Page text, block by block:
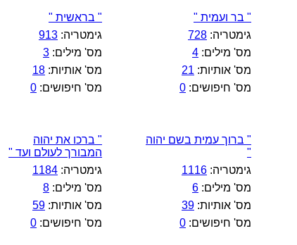
" בר ועמית "
גימטריה: 728
מס' מילים: 4
מס' אותיות: 21
מס' חיפושים: 0
" בראשית "
גימטריה: 913
מס' מילים: 3
מס' אותיות: 18
מס' חיפושים: 0
" ברוך עמית בשם יהוה
"
גימטריה: 1116
מס' מילים: 6
מס' אותיות: 39
מס' חיפושים: 0
" ברכו את יהוה
המבורך לעולם ועד "
גימטריה: 1184
מס' מילים: 8
מס' אותיות: 59
מס' חיפושים: 0